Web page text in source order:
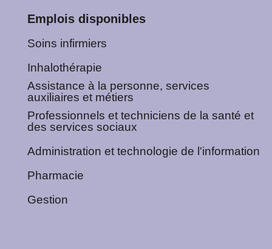
Emplois disponibles
Soins infirmiers
Inhalothérapie
Assistance à la personne, services
auxiliaires et métiers
Professionnels et techniciens de la santé et
des services sociaux
Administration et technologie de l'information
Pharmacie
Gestion